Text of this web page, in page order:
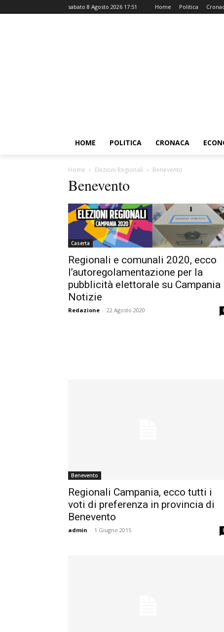
sabato 8 Agosto 2026 17:51 Home Politica
HOME POLITICA CRONACA
Home Elezioni Regionali Benevento
Benevento
Caserta
Regionali e comunali 2020, ecco
l’autoregolamentazione per la
pubblicità elettorale su Campania
Notizie
Redazione - 22 Agosto 2020
Benevento
Regionali Campania, ecco tutti i
voti di preferenza in provincia di
Benevento
admin - 1 Giugno 2015